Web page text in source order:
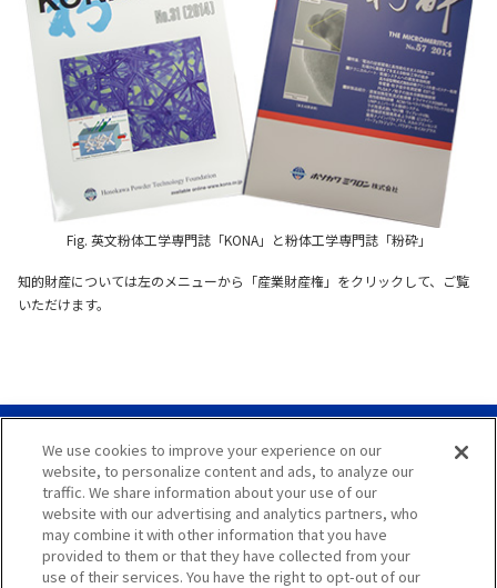
Fig. 英文粉体工学専門誌「KONA」と粉体工学専門誌「粉砕」
知的財産については左のメニューから「産業財産権」をクリックして、ご覧
いただけます。
サイトマップ
サイト利用案内
プライバシーポリシー
We use cookies to improve your experience on our
website, to personalize content and ads, to analyze our
traffic. We share information about your use of our
website with our advertising and analytics partners, who
may combine it with other information that you have
provided to them or that they have collected from your
use of their services. You have the right to opt-out of our